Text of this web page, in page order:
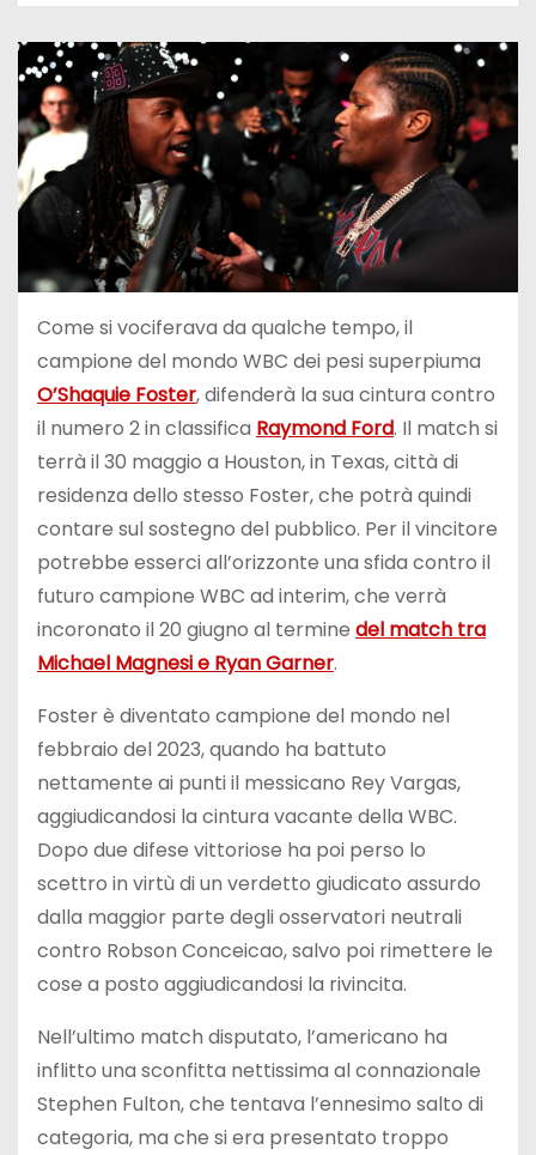
Come si vociferava da qualche tempo, il
campione del mondo WBC dei pesi superpiuma
O’Shaquie Foster, difenderà la sua cintura contro
il numero 2 in classifica Raymond Ford. Il match si
terrà il 30 maggio a Houston, in Texas, città di
residenza dello stesso Foster, che potrà quindi
contare sul sostegno del pubblico. Per il vincitore
potrebbe esserci all’orizzonte una sfida contro il
futuro campione WBC ad interim, che verrà
incoronato il 20 giugno al termine del match tra
Michael Magnesi e Ryan Garner.
Foster è diventato campione del mondo nel
febbraio del 2023, quando ha battuto
nettamente ai punti il messicano Rey Vargas,
aggiudicandosi la cintura vacante della WBC.
Dopo due difese vittoriose ha poi perso lo
scettro in virtù di un verdetto giudicato assurdo
dalla maggior parte degli osservatori neutrali
contro Robson Conceicao, salvo poi rimettere le
cose a posto aggiudicandosi la rivincita.
Nell’ultimo match disputato, l’americano ha
inflitto una sconfitta nettissima al connazionale
Stephen Fulton, che tentava l’ennesimo salto di
categoria, ma che si era presentato troppo